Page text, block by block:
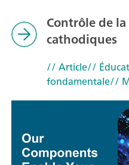
Contrôle de
cathodiques
// Article//
fondamentale//